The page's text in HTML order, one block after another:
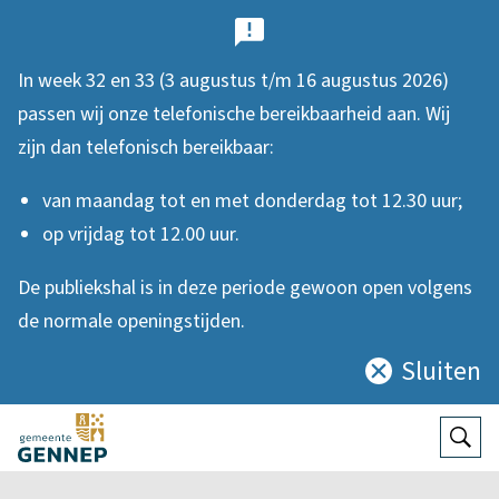
e
l
a
n
g
r
i
e
n
In week 32 en 33 (3 augustus t/m 16 augustus 2026)
passen wij onze telefonische bereikbaarheid aan. Wij
zijn dan telefonisch bereikbaar:
van maandag tot en met donderdag tot 12.30 uur;
op vrijdag tot 12.00 uur.
De publiekshal is in deze periode gewoon open volgens
de normale openingstijden.
Sluiten
Sluit
deze
notificatie
Open